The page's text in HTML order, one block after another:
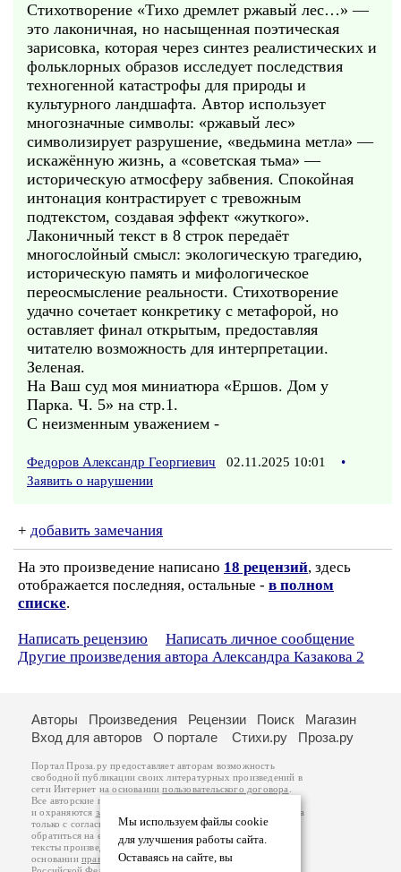
Стихотворение «Тихо дремлет ржавый лес…» —
это лаконичная, но насыщенная поэтическая
зарисовка, которая через синтез реалистических и
фольклорных образов исследует последствия
техногенной катастрофы для природы и
культурного ландшафта. Автор использует
многозначные символы: «ржавый лес»
символизирует разрушение, «ведьмина метла» —
искажённую жизнь, а «советская тьма» —
историческую атмосферу забвения. Спокойная
интонация контрастирует с тревожным
подтекстом, создавая эффект «жуткого».
Лаконичный текст в 8 строк передаёт
многослойный смысл: экологическую трагедию,
историческую память и мифологическое
переосмысление реальности. Стихотворение
удачно сочетает конкретику с метафорой, но
оставляет финал открытым, предоставляя
читателю возможность для интерпретации.
Зеленая.
На Ваш суд моя миниатюра «Ершов. Дом у
Парка. Ч. 5» на стр.1.
С неизменным уважением -
Федоров Александр Георгиевич 02.11.2025 10:01
•
Заявить о нарушении
+ добавить замечания
На это произведение написано 18 рецензий, здесь
отображается последняя, остальные - в полном
списке.
Написать рецензию
Написать личное сообщение
Другие произведения автора Александра Казакова 2
Мы используем файлы cookie
для улучшения работы сайта.
Оставаясь на сайте, вы
Авторы Произведения Рецензии Поиск
Магазин
Вход для авторов
О портале Стихи.ру Проза.ру
Портал Проза.ру предоставляет авторам возможность
свободной публикации своих литературных произведений в
сети Интернет на основаниипользовательского договора
Все авторские права на произведения принадлежат авторам
и охраняются законом
. Перепечатка произведений возможна
только с согласия его автора, к которому вы можете
обратиться на его авторской странице. Ответственность за
тексты произведений авторы несут самостоятельно на
основанииправил публикацииизаконодательства